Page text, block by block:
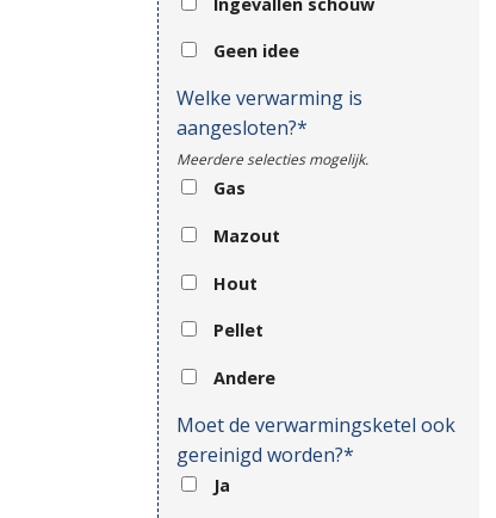
Geen idee
Welke verwarming is
aangesloten?*
Meerdere selecties mogelijk.
Gas
Mazout
Hout
Pellet
Andere
Moet de verwarmingsketel ook
gereinigd worden?*
Ja